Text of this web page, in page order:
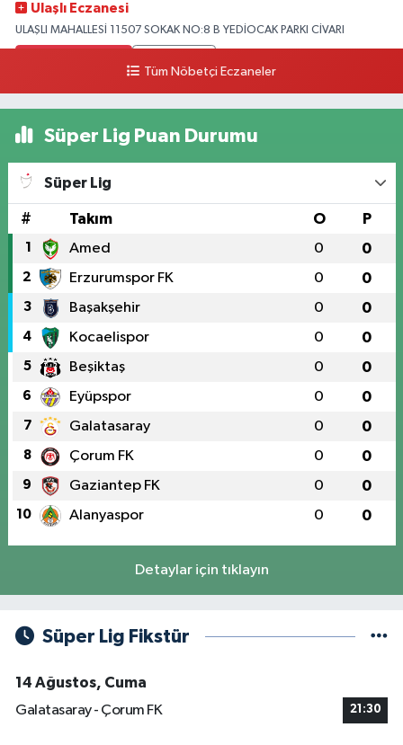
Ulaşlı Eczanesi
ULAŞLI MAHALLESİ 11507 SOKAK NO:8 B YEDİOCAK PARKI CİVARI
Tüm Nöbetçi Eczaneler
Süper Lig Puan Durumu
Süper Lig
# Takım O P
1 Amed 0 0
2 Erzurumspor FK 0 0
3 Başakşehir 0 0
4 Kocaelispor 0 0
5 Beşiktaş 0 0
6 Eyüpspor 0 0
7 Galatasaray 0 0
8 Çorum FK 0 0
9 Gaziantep FK 0 0
10 Alanyaspor 0 0
Detaylar için tıklayın
Süper Lig Fikstür
14 Ağustos, Cuma
Galatasaray - Çorum FK
21:30